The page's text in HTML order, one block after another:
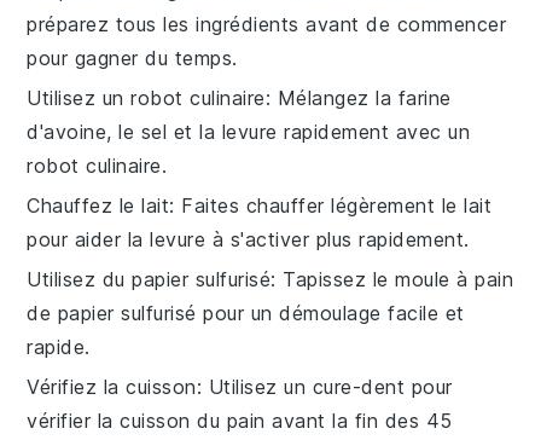
préparez tous lesingrédients avant de commencer
pour gagner du temps.
Utilisez un robot culinaire: Mélangez la farine
d'avoine, le sel et la levure rapidement avec un
robot culinaire.
Chauffez le lait: Faites chauffer légèrement lelait
pour aider lalevure à s'activer plus rapidement.
Utilisez du papier sulfurisé: Tapissez lemoule à pain
de papier sulfurisé pour un démoulage facile et
rapide.
Vérifiez la cuisson: Utilisez un cure-dent pour
vérifier la cuisson du pain avant la fin des 45